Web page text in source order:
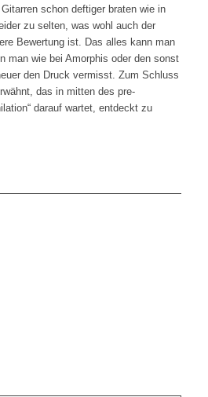
schon deftiger braten wie in
zu selten, was wohl auch der
Bewertung ist. Das alles kann man
man wie bei Amorphis oder den sonst
den Druck vermisst. Zum Schluss
das in mitten des pre-
darauf wartet, entdeckt zu